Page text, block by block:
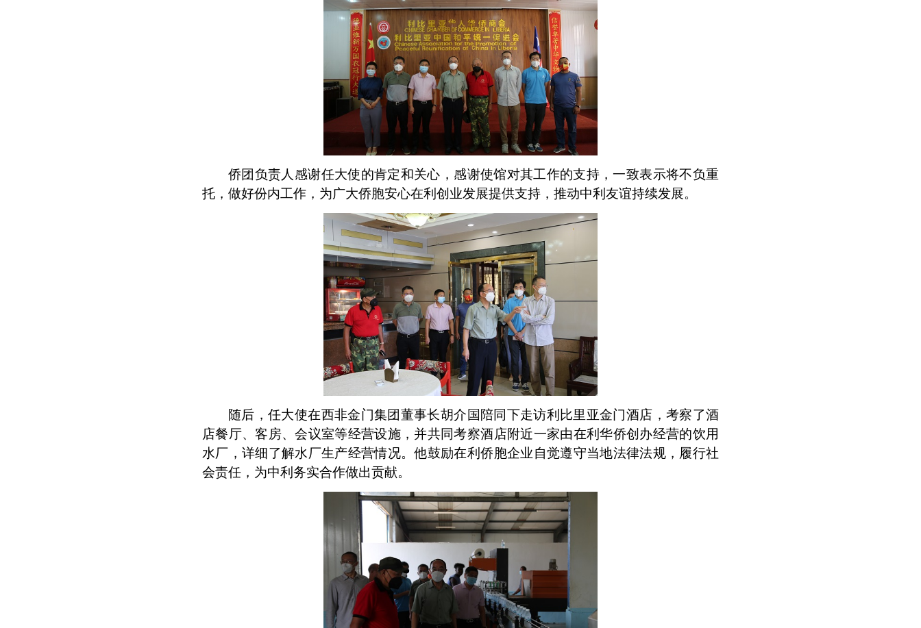
侨团负责人感谢任大使的肯定和关心，感谢使馆对其工作的支持，一致表示将不负重
托，做好份内工作，为广大侨胞安心在利创业发展提供支持，推动中利友谊持续发展。
随后，任大使在西非金门集团董事长胡介国陪同下走访利比里亚金门酒店，考察了酒
店餐厅、客房、会议室等经营设施，并共同考察酒店附近一家由在利华侨创办经营的饮用
水厂，详细了解水厂生产经营情况。他鼓励在利侨胞企业自觉遵守当地法律法规，履行社
会责任，为中利务实合作做出贡献。